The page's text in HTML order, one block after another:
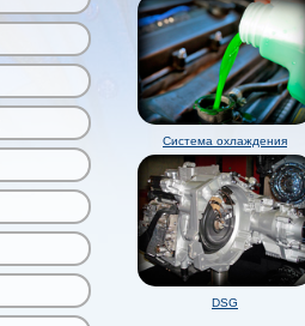
Система охлаждения
DSG